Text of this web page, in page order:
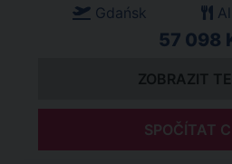
Gdańsk
57 098
ZOBRAZIT
SPOČÍTAT